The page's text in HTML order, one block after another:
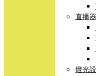
直播
燈光